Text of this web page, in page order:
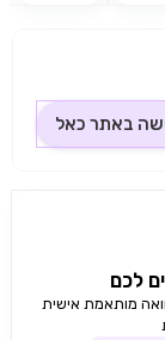
באתר כאל
לכם
מותאמת אישית